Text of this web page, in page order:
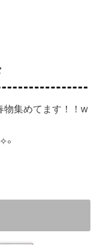
物集めてます！！w